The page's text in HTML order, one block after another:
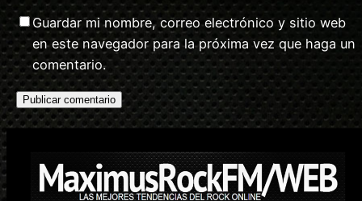
Guardar mi nombre, correo electrónico y sitio web
en este navegador para la próxima vez que haga un
comentario.